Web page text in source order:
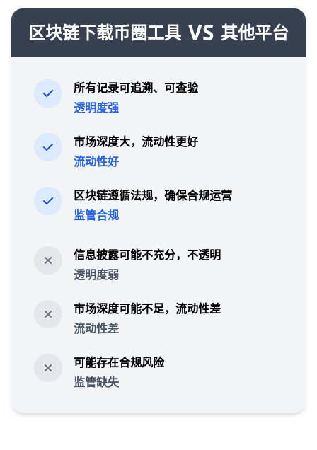
区块链下载币圈工具 VS 其他平台
所有记录可追溯、可查验
透明度强
市场深度大，流动性更好
流动性好
区块链遵循法规，确保合规运营
监管合规
信息披露可能不充分，不透明
透明度弱
市场深度可能不足，流动性差
流动性差
可能存在合规风险
监管缺失